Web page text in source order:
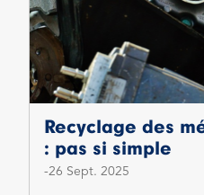
Recyclage des
: pas si simple
26 Sept. 2025